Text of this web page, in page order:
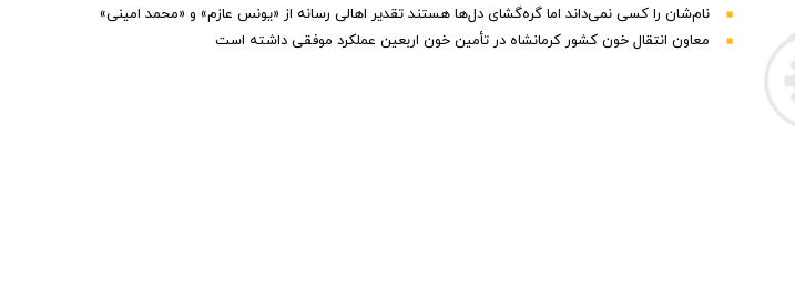
نام‌شان را کسی نمی‌داند اما گره‌گشای دل‌ها هستند تقدیر اهالی رسانه از «یونس عازم» و «محمد امینی»
معاون انتقال خون کشور کرمانشاه در تأمین خون اربعین عملکرد موفقی داشته است